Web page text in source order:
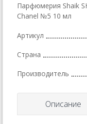
Парфюмерия Shaik
Chanel №5 10 мл
Артикул
Страна
Производитель
Описание